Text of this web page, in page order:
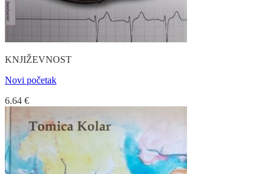
KNJIŽEVNOST
Novi početak
6.64 €